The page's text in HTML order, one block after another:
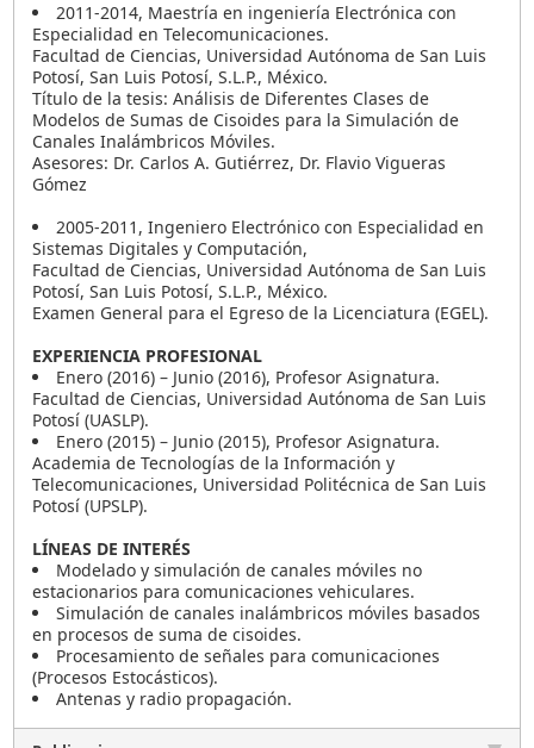
2011-2014, Maestría en ingeniería Electrónica con
Especialidad en Telecomunicaciones.
Facultad de Ciencias, Universidad Autónoma de San Luis
Potosí, San Luis Potosí, S.L.P., México.
Título de la tesis: Análisis de Diferentes Clases de
Modelos de Sumas de Cisoides para la Simulación de
Canales Inalámbricos Móviles.
Asesores: Dr. Carlos A. Gutiérrez, Dr. Flavio Vigueras
Gómez
2005-2011, Ingeniero Electrónico con Especialidad en
Sistemas Digitales y Computación,
Facultad de Ciencias, Universidad Autónoma de San Luis
Potosí, San Luis Potosí, S.L.P., México.
Examen General para el Egreso de la Licenciatura (EGEL).
EXPERIENCIA PROFESIONAL
Enero (2016) – Junio (2016), Profesor Asignatura.
Facultad de Ciencias, Universidad Autónoma de San Luis
Potosí (UASLP).
Enero (2015) – Junio (2015), Profesor Asignatura.
Academia de Tecnologías de la Información y
Telecomunicaciones, Universidad Politécnica de San Luis
Potosí (UPSLP).
LÍNEAS DE INTERÉS
Modelado y simulación de canales móviles no
estacionarios para comunicaciones vehiculares.
Simulación de canales inalámbricos móviles basados
en procesos de suma de cisoides.
Procesamiento de señales para comunicaciones
(Procesos Estocásticos).
Antenas y radio propagación.